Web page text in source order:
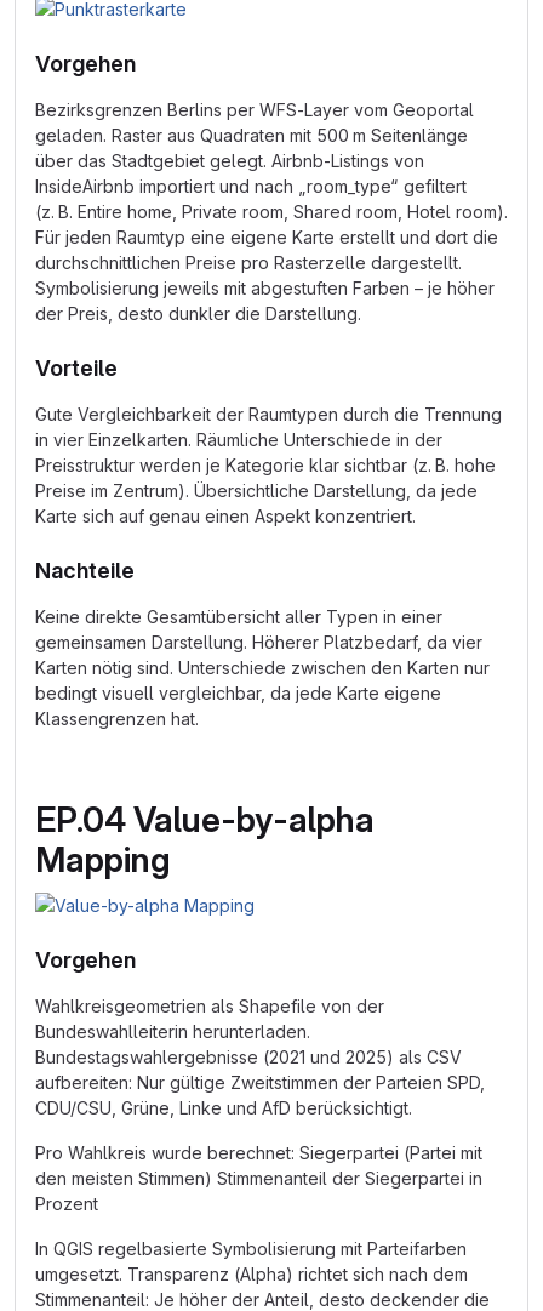
Vorgehen
Bezirksgrenzen Berlins per WFS-Layer vom Geoportal
geladen. Raster aus Quadraten mit 500 m Seitenlänge
über das Stadtgebiet gelegt. Airbnb-Listings von
InsideAirbnb importiert und nach „room_type“ gefiltert
(z. B. Entire home, Private room, Shared room, Hotel room).
Für jeden Raumtyp eine eigene Karte erstellt und dort die
durchschnittlichen Preise pro Rasterzelle dargestellt.
Symbolisierung jeweils mit abgestuften Farben – je höher
der Preis, desto dunkler die Darstellung.
Vorteile
Gute Vergleichbarkeit der Raumtypen durch die Trennung
in vier Einzelkarten. Räumliche Unterschiede in der
Preisstruktur werden je Kategorie klar sichtbar (z. B. hohe
Preise im Zentrum). Übersichtliche Darstellung, da jede
Karte sich auf genau einen Aspekt konzentriert.
Nachteile
Keine direkte Gesamtübersicht aller Typen in einer
gemeinsamen Darstellung. Höherer Platzbedarf, da vier
Karten nötig sind. Unterschiede zwischen den Karten nur
bedingt visuell vergleichbar, da jede Karte eigene
Klassengrenzen hat.
EP.04 Value-by-alpha
Mapping
Vorgehen
Wahlkreisgeometrien als Shapefile von der
Bundeswahlleiterin herunterladen.
Bundestagswahlergebnisse (2021 und 2025) als CSV
aufbereiten: Nur gültige Zweitstimmen der Parteien SPD,
CDU/CSU, Grüne, Linke und AfD berücksichtigt.
Pro Wahlkreis wurde berechnet: Siegerpartei (Partei mit
den meisten Stimmen) Stimmenanteil der Siegerpartei in
Prozent
In QGIS regelbasierte Symbolisierung mit Parteifarben
umgesetzt. Transparenz (Alpha) richtet sich nach dem
Stimmenanteil: Je höher der Anteil, desto deckender die